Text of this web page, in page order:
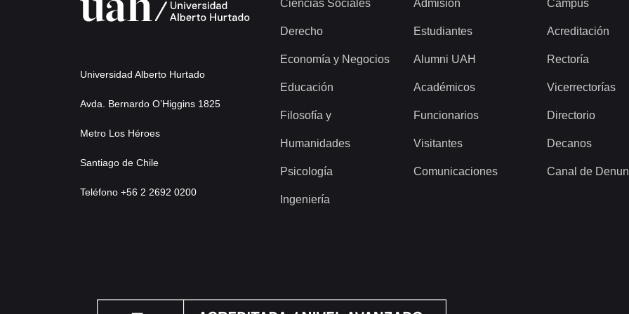
Universidad Alberto Hurtado
Avda. Bernardo O’Higgins 1825
Metro Los Héroes
Santiago de Chile
Teléfono +56 2 2692 0200
Ciencias Sociales
Derecho
Economía y Negocios
Educación
Filosofía y
Humanidades
Psicología
Ingeniería
Admisión
Estudiantes
Alumni UAH
Académicos
Funcionarios
Visitantes
Comunicaciones
Campus
Acreditación
Rectoría
Vicerrectorías
Directorio
Decanos
Canal de